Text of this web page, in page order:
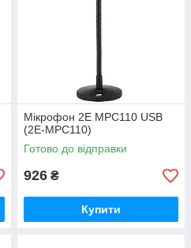
Мікрофон 2E MPC110 USB
(2E-MPC110)
Готово до відправки
926 ₴
Купити